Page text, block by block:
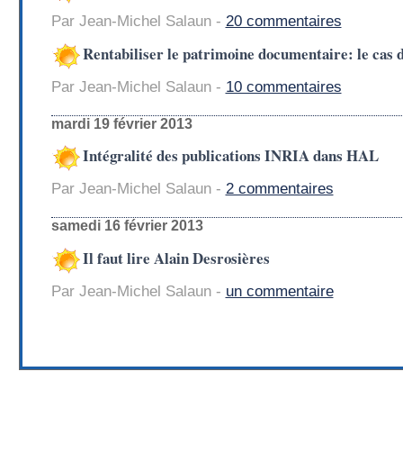
Par Jean-Michel Salaun - 20 commentaires
Rentabiliser le patrimoine documentaire: le cas
Par Jean-Michel Salaun - 10 commentaires
mardi 19 février 2013
Intégralité des publications INRIA dans HAL
Par Jean-Michel Salaun - 2 commentaires
samedi 16 février 2013
Il faut lire Alain Desrosières
Par Jean-Michel Salaun - un commentaire